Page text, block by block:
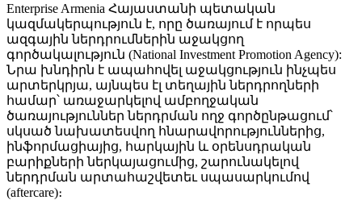
Enterprise Armenia Հայաստանի պետական
կազմակերպություն է, որը ծառայում է որպես
ազգային ներդրումներին աջակցող
գործակալություն (National Investment Promotion Agency):
Նրա խնդիրն է ապահովել աջակցություն ինչպես
արտերկրյա, այնպես էլ տեղային ներդրողների
համար՝ առաջարկելով ամբողջական
ծառայություններ ներդրման ողջ գործընթացում՝
սկսած նախատեսվող հնարավորություններից,
ինֆորմացիայից, հարկային և օրենսդրական
բարիքների ներկայացումից, շարունակելով
ներդրման արտահաշվետեւ սպասարկումով
(aftercare)։